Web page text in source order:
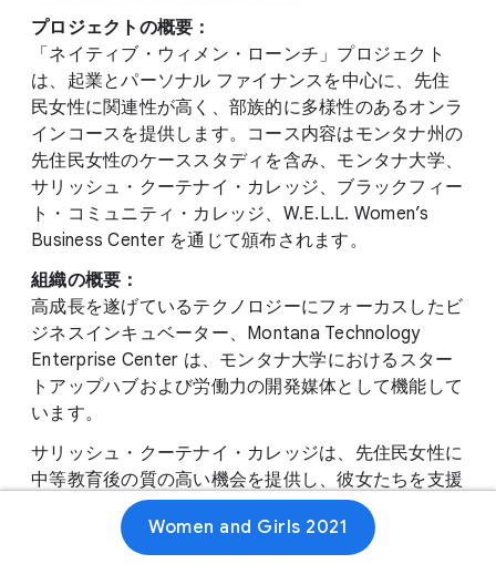
プロジェクトの概要：
「ネイティブ・ウィメン・ローンチ」プロジェクト
は、起業とパーソナル ファイナンスを中心に、先住
民女性に関連性が高く、部族的に多様性のあるオンラ
インコースを提供します。コース内容はモンタナ州の
先住民女性のケーススタディを含み、モンタナ大学、
サリッシュ・クーテナイ・カレッジ、ブラックフィー
ト・コミュニティ・カレッジ、W.E.L.L. Women’s
Business Center を通じて頒布されます。
組織の概要：
高成長を遂げているテクノロジーにフォーカスしたビ
ジネスインキュベーター、Montana Technology
Enterprise Center は、モンタナ大学におけるスター
トアップハブおよび労働力の開発媒体として機能して
います。
サリッシュ・クーテナイ・カレッジは、先住民女性に
中等教育後の質の高い機会を提供し、彼女たちを支援
することを目指しています。同カレッジはセリス族、
サンカ族、クリスぺ族が育んできた文化を末永く存続
Women and Girls 2021